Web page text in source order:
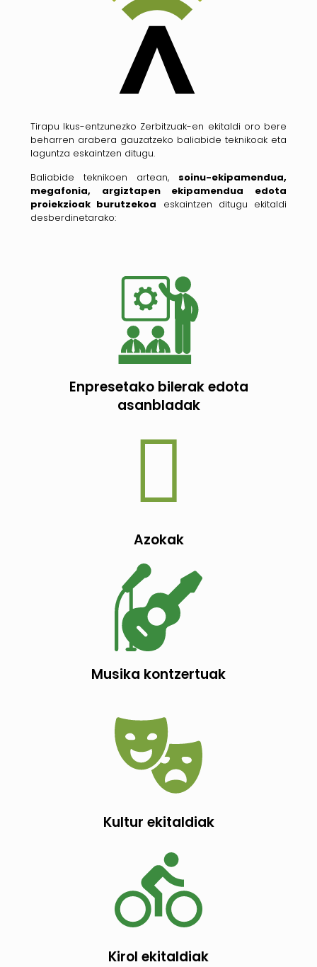
Tirapu Ikus-entzunezko Zerbitzuak-en ekitaldi oro bere
beharren arabera gauzatzeko baliabide teknikoak eta
laguntza eskaintzen ditugu.
Baliabide teknikoen artean, soinu-ekipamendua,
megafonia, argiztapen ekipamendua edota
proiekzioak burutzekoa eskaintzen ditugu ekitaldi
desberdinetarako:
Enpresetako bilerak edota
asanbladak
Azokak
Musika kontzertuak
Kultur ekitaldiak
Kirol ekitaldiak